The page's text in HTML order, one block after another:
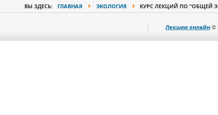
ВЫ ЗДЕСЬ: ГЛАВНАЯ ЭКОЛОГИЯ КУРС ЛЕКЦИЙ ПО “ОБЩЕЙ
Лекции онлайн ©